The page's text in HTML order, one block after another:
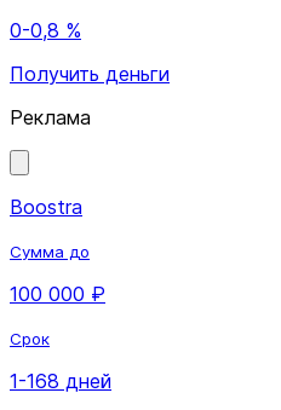
0-0,8 %
Получить деньги
Реклама
Boostra
Сумма до
100 000 ₽
Срок
1-168 дней